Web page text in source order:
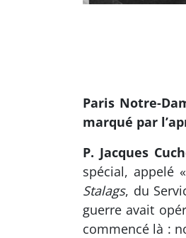
Paris Notre-
marqué par
P. Jacques
spécial, appelé
Stalags, du
guerre avait
commencé là :